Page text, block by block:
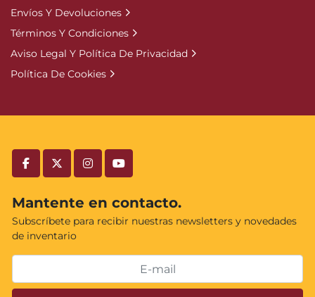
facebooktwitterinstagramyoutube
Mantente en contacto.
Subscríbete para recibir nuestras newsletters y novedades
de inventario
Envíos Y Devoluciones
Términos Y Condiciones
Aviso Legal Y Política De Privacidad
Política De Cookies